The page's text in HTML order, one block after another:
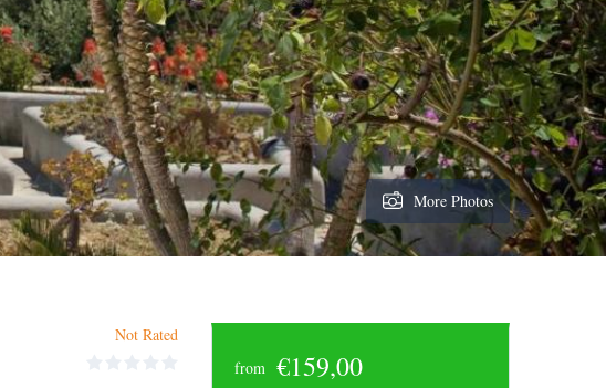
More Photos
Not Rated
from €159,00